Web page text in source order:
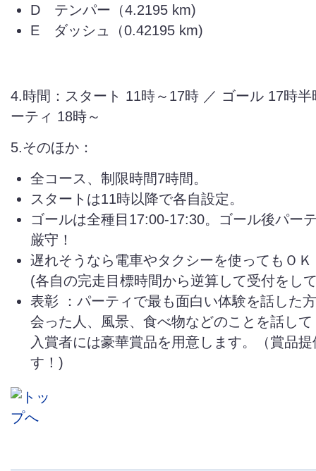
D テンパー（4.2195 km)
E ダッシュ（0.42195 km)
4.時間：スタート 11時～17時 ／ ゴール 17時
ーティ 18時～
5.そのほか：
全コース、制限時間7時間。
スタートは11時以降で各自設定。
ゴールは全種目17:00-17:30。ゴール後パー
厳守！
遅れそうなら電車やタクシーを使ってもＯＫ
(各自の完走目標時間から逆算して受付をし
表彰 ：パーティで最も面白い体験を話した
会った人、風景、食べ物などのことを話し
入賞者には豪華賞品を用意します。（賞品
す！)